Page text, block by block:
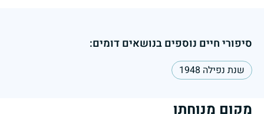
סיפורי חיים נוספים בנושאים דומים:
שנת נפילה 1948
מקום מנוחתו